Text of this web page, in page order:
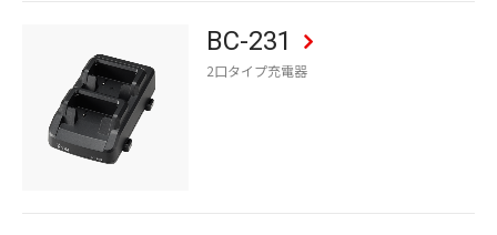
BC-231
2口タイプ充電器